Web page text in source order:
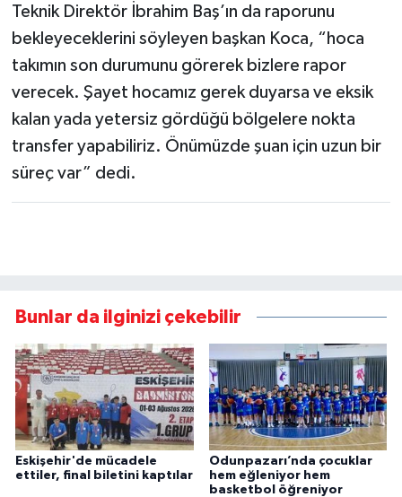
Teknik Direktör İbrahim Baş’ın da raporunu
bekleyeceklerini söyleyen başkan Koca, “hoca
takımın son durumunu görerek bizlere rapor
verecek. Şayet hocamız gerek duyarsa ve eksik
kalan yada yetersiz gördüğü bölgelere nokta
transfer yapabiliriz. Önümüzde şuan için uzun bir
süreç var” dedi.
Bunlar da ilginizi çekebilir
Eskişehir'de mücadele
ettiler, final biletini kaptılar
Odunpazarı’nda çocuklar
hem eğleniyor hem
basketbol öğreniyor